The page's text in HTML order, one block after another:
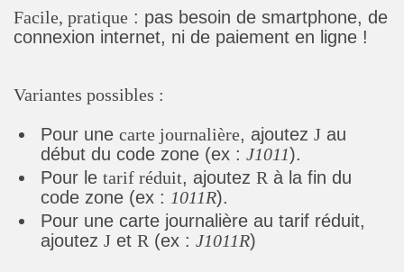
Facile, pratique : pas besoin de smartphone, de
connexion internet, ni de paiement en ligne !
Variantes possibles :
Pour une carte journalière, ajoutez J au
début du code zone (ex : J1011).
Pour le tarif réduit, ajoutez R à la fin du
code zone (ex : 1011R).
Pour une carte journalière au tarif réduit,
ajoutez J et R (ex : J1011R)